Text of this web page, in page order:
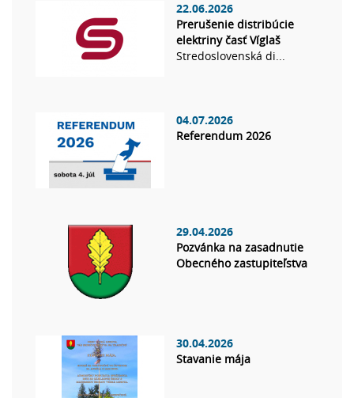
22.06.2026
Prerušenie distribúcie
elektriny časť Víglaš
Stredoslovenská di...
04.07.2026
Referendum 2026
29.04.2026
Pozvánka na zasadnutie
Obecného zastupiteľstva
30.04.2026
Stavanie mája